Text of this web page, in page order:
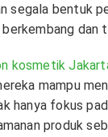
bentuk
dan
kosmetik
mampu
hanya fokus
produk